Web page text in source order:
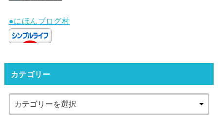
●にほんブログ村
カテゴリー